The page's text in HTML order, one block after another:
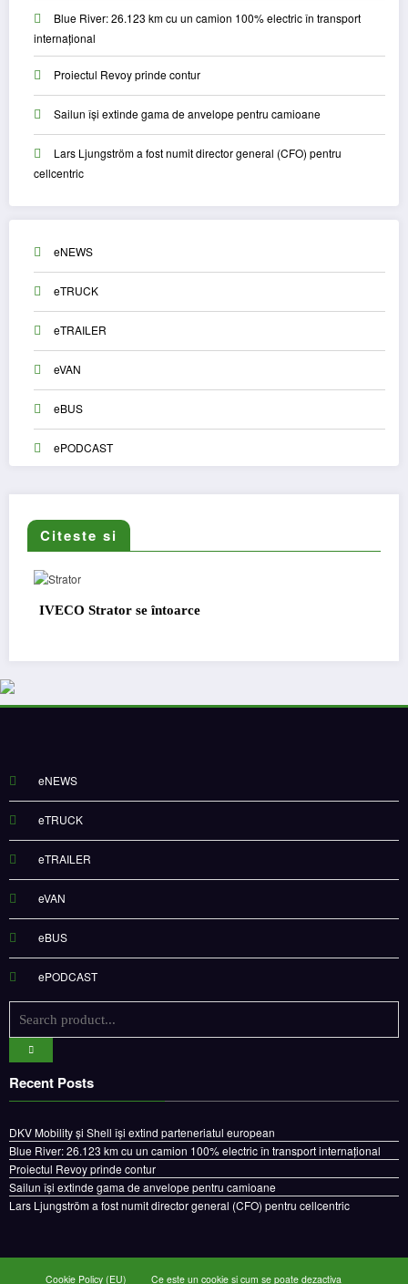
Blue River: 26.123 km cu un camion 100% electric în transport
internațional
Proiectul Revoy prinde contur
Sailun își extinde gama de anvelope pentru camioane
Lars Ljungström a fost numit director general (CFO) pentru
cellcentric
eNEWS
eTRUCK
eTRAILER
eVAN
eBUS
ePODCAST
Citeste si
IVECO Strator se întoarce
eNEWS
eTRUCK
eTRAILER
eVAN
eBUS
ePODCAST
Recent Posts
DKV Mobility și Shell își extind parteneriatul european
Blue River: 26.123 km cu un camion 100% electric în transport internațional
Proiectul Revoy prinde contur
Sailun își extinde gama de anvelope pentru camioane
Lars Ljungström a fost numit director general (CFO) pentru cellcentric
Cookie Policy (EU) Ce este un cookie si cum se poate dezactiva